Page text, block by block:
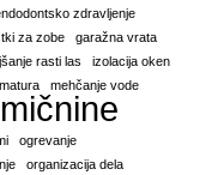
zdravljenje
za zobe
garažna vrata
rasti las
izolacija oken
matura mehčanje vode
ogrevanje
organizacija dela